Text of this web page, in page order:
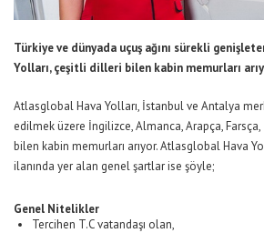
Türkiye ve dünyada uçuş ağını sürekli
Yolları, çeşitli dilleri bilen kabin memurları
Atlasglobal Hava Yolları, İstanbul ve Antalya
edilmek üzere İngilizce, Almanca, Arapça,
bilen kabin memurları arıyor. Atlasglobal Hava
ilanında yer alan genel şartlar ise şöyle;
Genel Nitelikler
Tercihen T.C vatandaşı olan,